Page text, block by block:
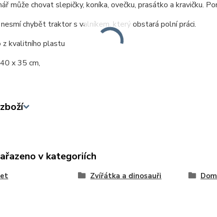
může chovat slepičky, koníka, ovečku, prasátko a kravičku.
chybět traktor s valníkem, který obstará polní práci.
z kvalitního plastu
x 35 cm,
v kategoriích
Zvířátka a dinosauři